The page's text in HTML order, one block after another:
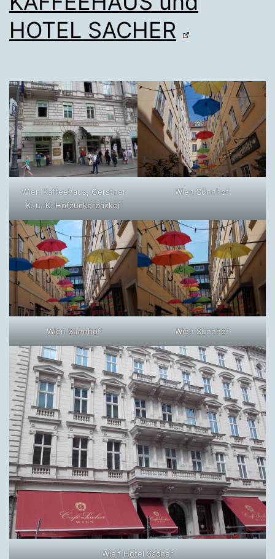
HOTEL SACHER
Wien Kaffeehaus, Gerstner
K. u. K. Hofzuckerbäcker
Wien Sünnhof
Wien Sünnhof Wien Sünnhof
Wien Hotel Sacher